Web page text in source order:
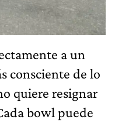
a un
consciente de lo
quiere resignar
bowl puede